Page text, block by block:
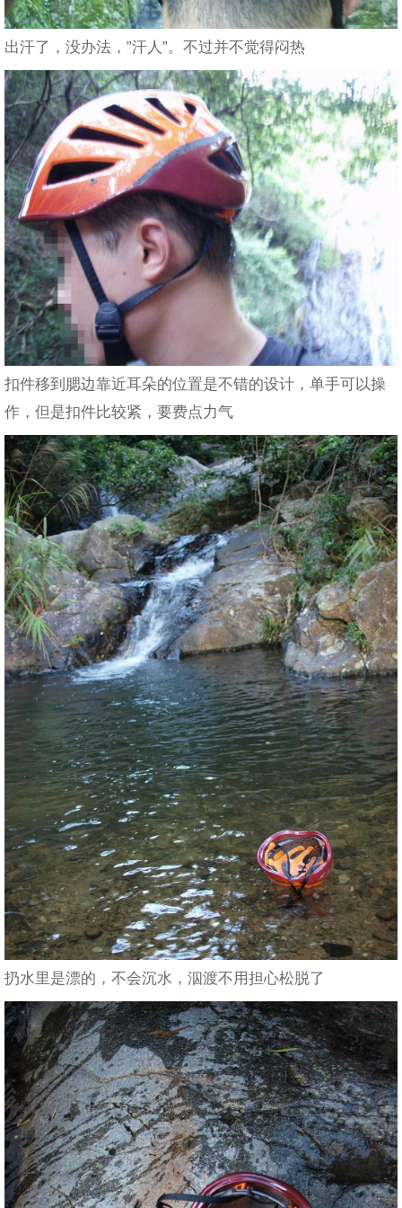
出汗了，没办法，”汗人”。不过并不觉得闷热
扣件移到腮边靠近耳朵的位置是不错的设计，单手可以操
作，但是扣件比较紧，要费点力气
扔水里是漂的，不会沉水，泅渡不用担心松脱了